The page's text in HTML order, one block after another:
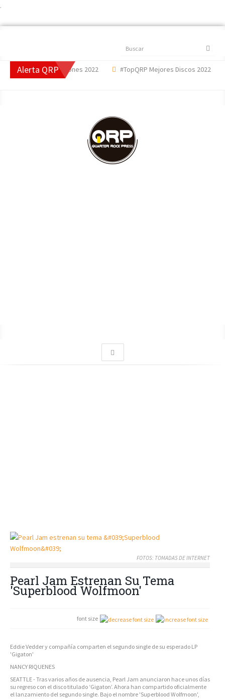
.
Buscar
Alerta QRP
Mejores Canciones 2022 #TopQRP Mejores Discos 2022
FOTOS: TOMADAS DE INTERNET
Pearl Jam Estrenan Su Tema
'Superblood Wolfmoon'
font size
Eddie Vedder y compañía comparten el segundo single de su esperado LP
'Gigaton'
NANCY RIQUENES
SEATTLE - Tras varios años de ausencia, Pearl Jam anunciaron hace unos días
su regreso con el disco titulado ‘Gigaton’. Ahora han compartido oficialmente
el lanzamiento del segundo single. Bajo el nombre 'Superblood Wolfmoon',